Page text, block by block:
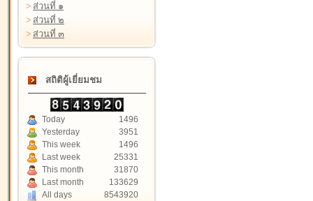
> ส่วนที่ ๑
> ส่วนที่ ๒
> ส่วนที่ ๓
สถิติผู้เยี่ยมชม
Today
1496
Yesterday
3951
This week
1496
Last week
25331
This month
31870
Last month
133629
All days
8543920